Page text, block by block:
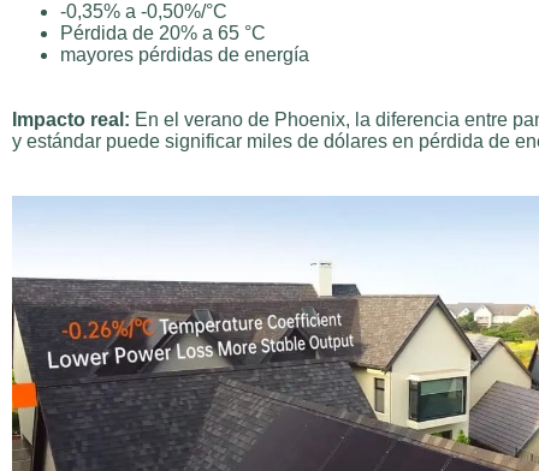
-0,35% a -0,50%/°C
Pérdida de 20% a 65 °C
mayores pérdidas de energía
Impacto real: En el verano de Phoenix, la diferencia entre
y estándar puede significar miles de dólares en pérdida de